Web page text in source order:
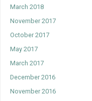
March 2018
November 2017
October 2017
May 2017
March 2017
December 2016
November 2016